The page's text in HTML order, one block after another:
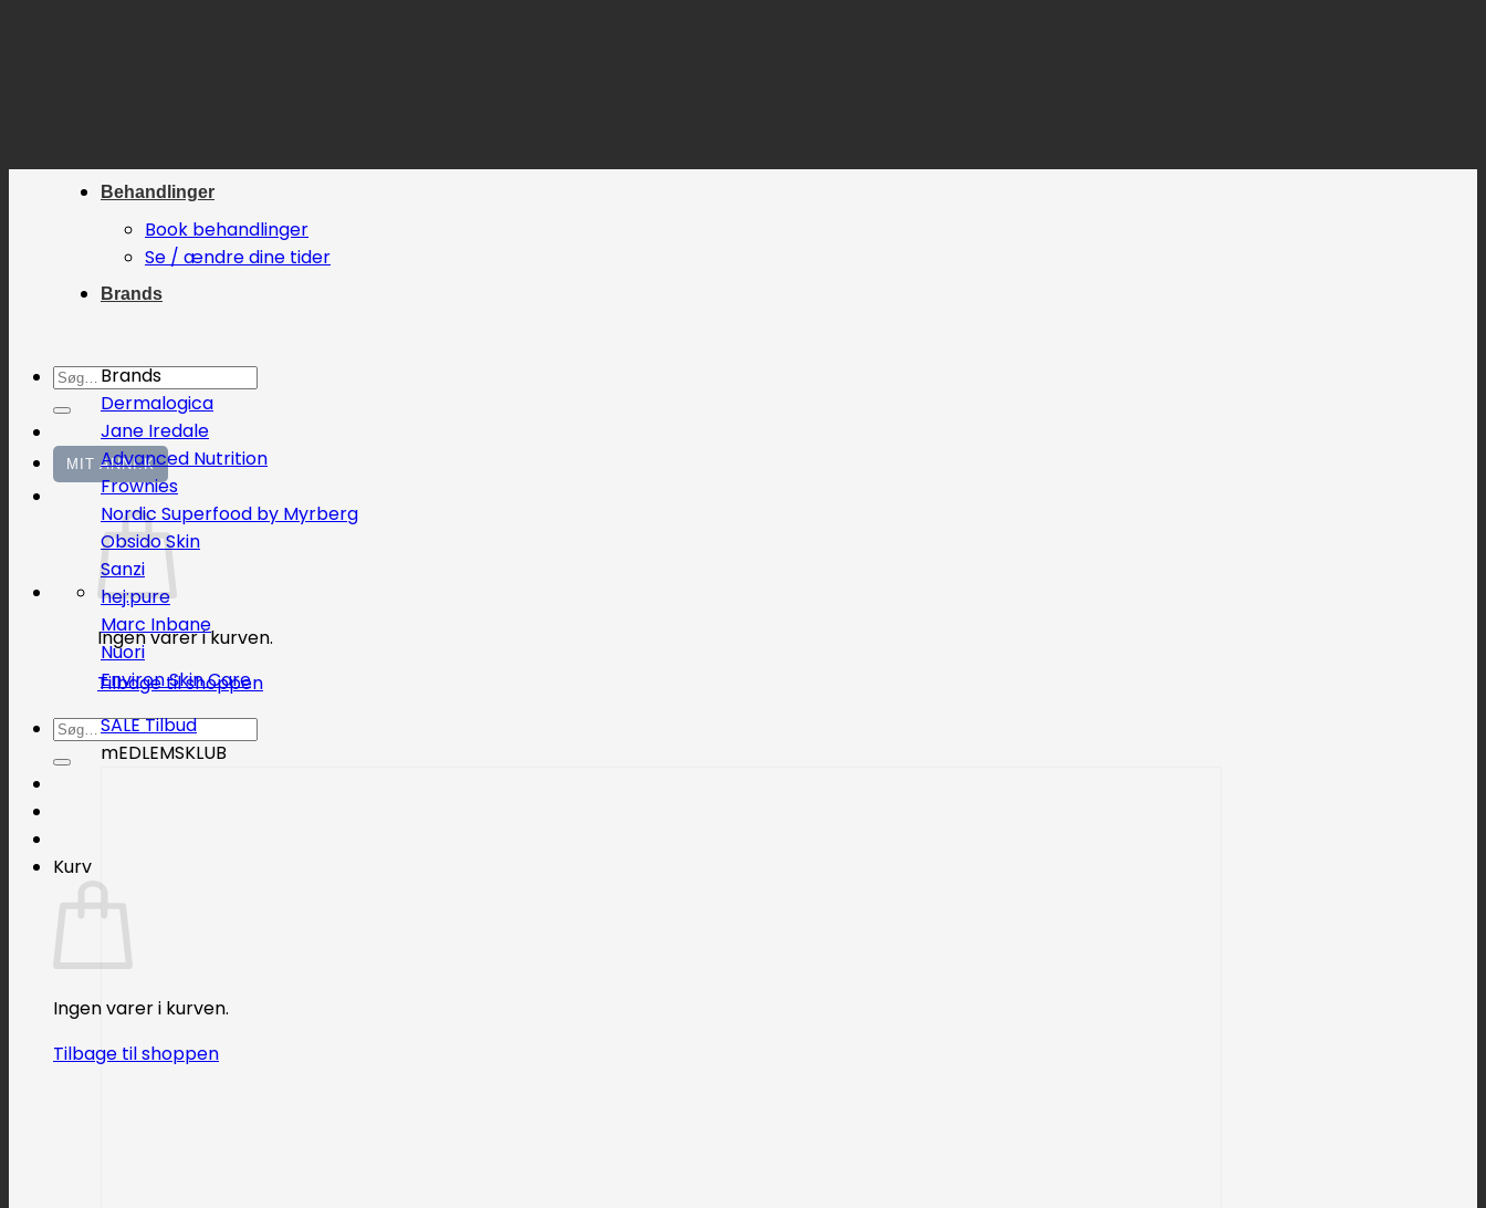
Søg
efter:
MIT ANNI.K
Ingen varer i kurven.
Tilbage til shoppen
Søg
efter:
Kurv
Ingen varer i kurven.
Tilbage til shoppen
Behandlinger
Book behandlinger
Se / ændre dine tider
Brands
Brands
Dermalogica
Jane Iredale
Advanced Nutrition
Frownies
Nordic Superfood by Myrberg
Obsido Skin
Sanzi
hej:pure
Marc Inbane
Nuori
Environ Skin Care
SALE
mEDLEMSKLUB